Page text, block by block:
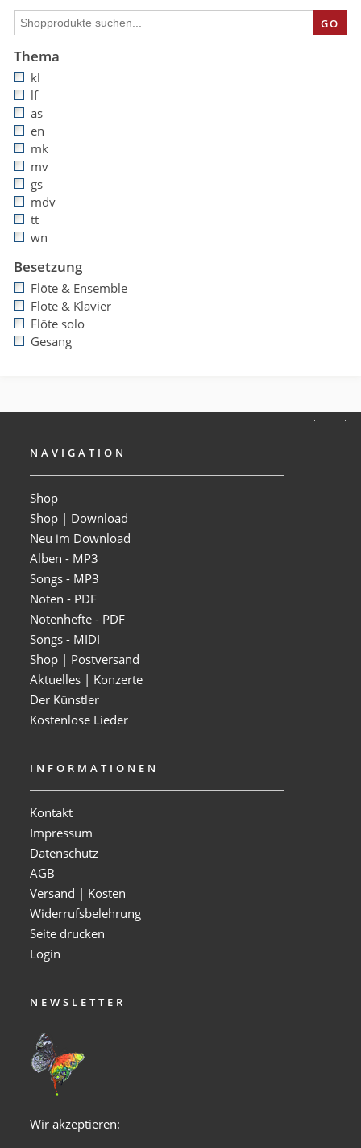
GO
Thema
kl
lf
as
en
mk
mv
gs
mdv
tt
wn
Besetzung
Flöte & Ensemble
Flöte & Klavier
Flöte solo
Gesang
NAVIGATION
Shop
Shop | Download
Neu im Download
Alben - MP3
Songs - MP3
Noten - PDF
Notenhefte - PDF
Songs - MIDI
Shop | Postversand
Aktuelles | Konzerte
Der Künstler
Kostenlose Lieder
INFORMATIONEN
Kontakt
Impressum
Datenschutz
AGB
Versand | Kosten
Widerrufsbelehrung
Seite drucken
Login
NEWSLETTER
Wir akzeptieren: